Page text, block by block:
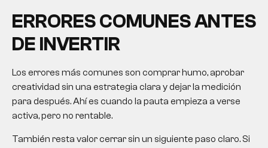
ERRORES COMUNES ANTES
DE INVERTIR
Los errores más comunes son comprar humo, aprobar
creatividad sin una estrategia clara y dejar la medición
para después. Ahí es cuando la pauta empieza a verse
activa, pero no rentable.
También resta valor cerrar sin un siguiente paso claro. Si